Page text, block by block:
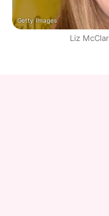
Getty Images
Liz